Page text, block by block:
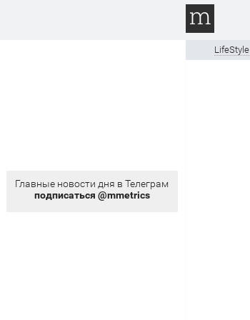
Главные новости дня в Телеграм
подписаться @mmetrics
LifeStyle